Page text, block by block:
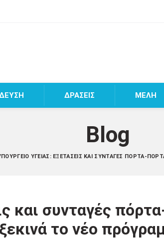
ΔΡΑΣΕΙΣ MEΛΗ
Blog
ΥΓΕΊΑΣ: ΕΞΕΤΆΣΕΙΣ ΚΑΙ ΣΥΝΤΑΓΈΣ ΠΌΡΤΑ-
και συνταγές
το νέο